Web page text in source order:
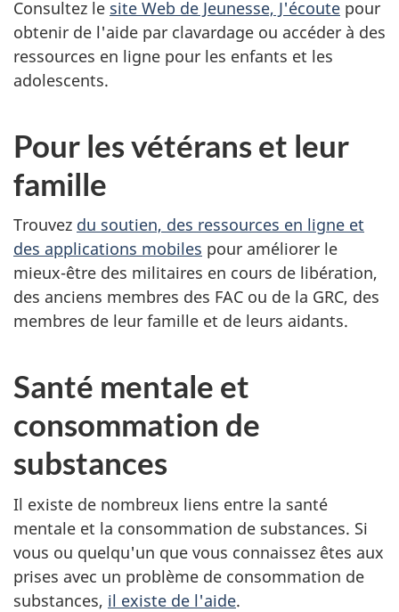
Consultez le site Web de Jeunesse, J'écoute pour
obtenir de l'aide par clavardage ou accéder à des
ressources en ligne pour les enfants et les
adolescents.
Pour les vétérans et leur
famille
Trouvez du soutien, des ressources en ligne et
des applications mobiles pour améliorer le
mieux-être des militaires en cours de libération,
des anciens membres des FAC ou de la GRC, des
membres de leur famille et de leurs aidants.
Santé mentale et
consommation de
substances
Il existe de nombreux liens entre la santé
mentale et la consommation de substances. Si
vous ou quelqu'un que vous connaissez êtes aux
prises avec un problème de consommation de
substances, il existe de l'aide.